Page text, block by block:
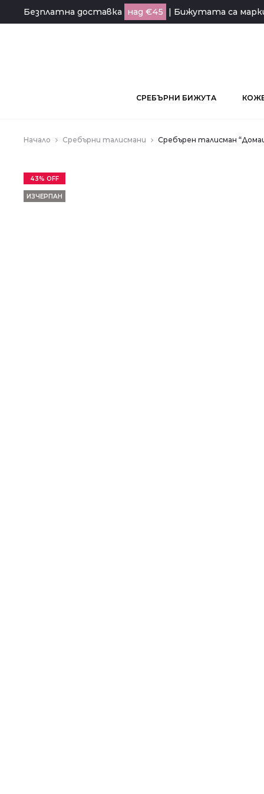
Безплатна доставка над €45 | Бижутата са
СРЕБЪРНИ БИЖУТА
Начало Сребърни талисмани Сребърен талисман
43% OFF
ИЗЧЕРПАН